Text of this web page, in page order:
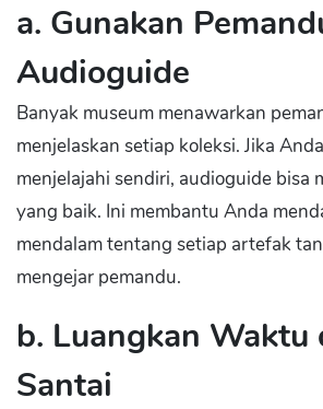
a. Gunakan
Audioguide
Banyak museum menawarkan
menjelaskan setiap koleksi. Jika
menjelajahi sendiri, audioguide bisa
yang baik. Ini membantu Anda
mendalam tentang setiap artefak
mengejar pemandu.
b. Luangkan Waktu
Santai